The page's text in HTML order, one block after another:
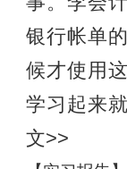
银行帐单
候才使用
学习起来
文>>